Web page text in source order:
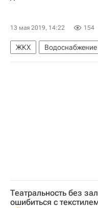
МОЭК
Полезное –
13 мая 2019, 14:22 154
ЖКХ Водоснабжение
Театральность без
ошибиться с